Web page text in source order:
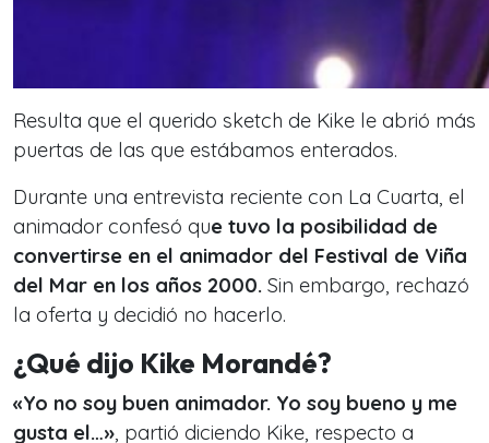
Resulta que el querido sketch de Kike le abrió más
puertas de las que estábamos enterados.
Durante una entrevista reciente con La Cuarta, el
animador confesó que tuvo la posibilidad de
convertirse en el animador del Festival de Viña
del Mar en los años 2000. Sin embargo, rechazó
la oferta y decidió no hacerlo.
¿Qué dijo Kike Morandé?
«Yo no soy buen animador. Yo soy bueno y me
gusta el…», partió diciendo Kike, respecto a